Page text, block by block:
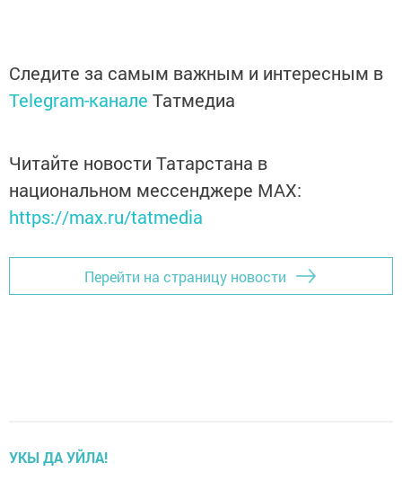
Следите за самым важным и интересным в
Telegram-канале Татмедиа
Читайте новости Татарстана в
национальном мессенджере MАХ:
https://max.ru/tatmedia
Перейти на страницу новости
УКЫ ДА УЙЛА!